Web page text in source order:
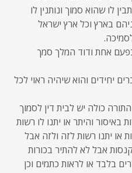
לו שהוא סמוך ונותנין לו
בארץ וכל ארץ ישראל
אחת ודוד המלך סמך
יחידים והוא שיהיה ראוי לכל
כולה יש לבית דין לסמוך
באיסור והיתר או יתנו לו רשות
או יתנו רשות לזה ולזה אבל
קנסות אבל לא להתיר בכורות
בלבד או לראות כתמים וכן